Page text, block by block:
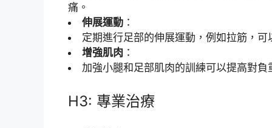
痛。
伸展運動 ：
定期進行足部的伸展運動，例如拉筋，
增強肌肉 ：
加強小腿和足部肌肉的訓練可以提高對負
H3: 專業治療